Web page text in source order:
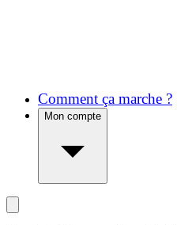
Comment ça marche ?
Mon compte